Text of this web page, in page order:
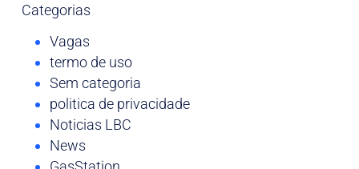
Categorias
Vagas
termo de uso
Sem categoria
politica de privacidade
Noticias LBC
News